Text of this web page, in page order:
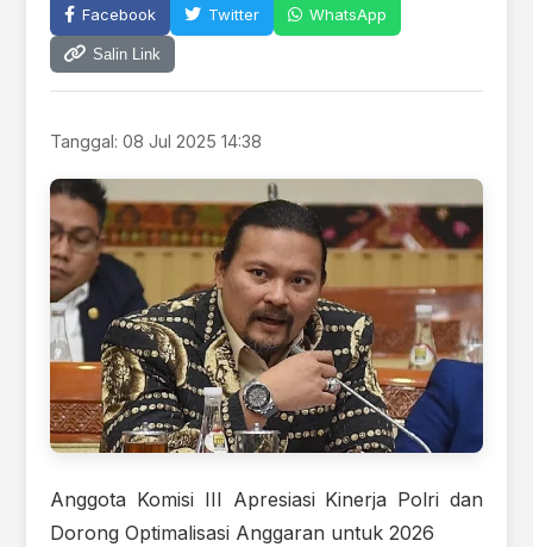
Facebook Twitter WhatsApp
Salin Link
Tanggal: 08 Jul 2025 14:38
Anggota Komisi III Apresiasi Kinerja Polri dan
Dorong Optimalisasi Anggaran untuk 2026